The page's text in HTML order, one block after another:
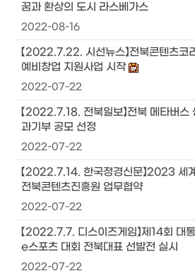
꿈과 환상의 도시 라스베가스
2022-08-16
【2022.7.22. 시선뉴스】전북콘텐츠코
예비창업 지원사업 시작
2022-07-22
【2022.7.18. 전북일보】전북 메타버
과기부 공모 선정
2022-07-22
【2022.7.14. 한국정경신문】2023 세
전북콘텐츠진흥원 업무협약
2022-07-22
【2022.7.7. 디스이즈게임】제14회 대
e스포츠 대회 전북대표 선발전 실시
2022-07-22